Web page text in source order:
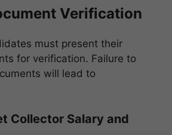
Verification
must present their
for verification. Failure to
will lead to
Collector Salary and